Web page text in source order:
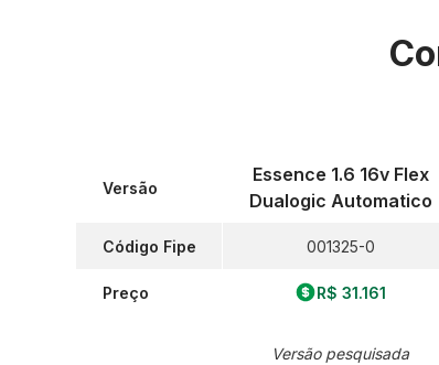
Versão
Código Fipe
Preço
Essence 1.6 16v Flex
Dualogic Automatico
001325-0
R$ 31.161
Versão pesquisada